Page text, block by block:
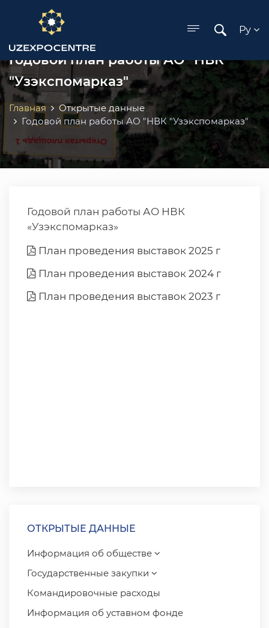
menu
Ру
Годовой план работы АО "НВК
"Узэкспомарказ"
Главная
Открытые данные
Годовой план работы АО "НВК "Узэкспомарказ"
Годовой план работы АО НВК
«Узэкспомарказ»
План проведения выставок 2025 г
План проведения выставок 2024 г
План проведения выставок 2023 г
ОТКРЫТЫЕ ДАННЫЕ
Информация об обществе
Государственные закупки
Командировочные расходы
Информация об уставном фонде